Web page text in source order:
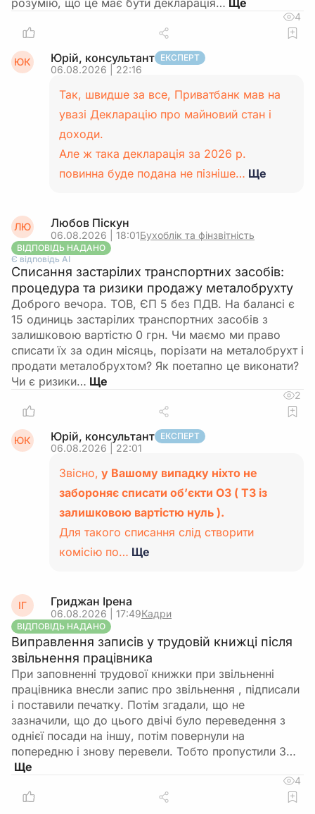
розумію, що це має бути декларація…
4
ЮК Юрій, консультант ЕКСПЕРТ
06.08.2026 | 22:16
Так, швидше за все, Приватбанк мав на
увазі Декларацію про майновий стан і
доходи.
Але ж така декларація за 2026 р.
повинна буде подана не пізніше… Ще
ЛЮ Любов Піскун
06.08.2026 | 18:01Бухоблік та фінзвітність
ВІДПОВІДЬ НАДАНО
Є відповідь АІ
Списання застарілих транспортних засобів:
процедура та ризики продажу металобрухту
Доброго вечора. ТОВ, ЄП 5 без ПДВ. На балансі є
15 одиниць застарілих транспортних засобів з
залишковою вартістю 0 грн. Чи маємо ми право
списати їх за один місяць, порізати на металобрухт і
продати металобрухтом? Як поетапно це виконати?
Чи є ризики…
2
ЮК Юрій, консультант ЕКСПЕРТ
06.08.2026 | 22:01
Звісно, у Вашому випадку ніхто не
забороняє списати об’єкти ОЗ ( ТЗ із
залишковою вартістю нуль ).
Для такого списання слід створити
комісію по… Ще
ІГ Гриджан Ірена
06.08.2026 | 17:49Кадри
ВІДПОВІДЬ НАДАНО
Виправлення записів у трудовій книжці після
звільнення працівника
При заповненні трудової книжки при звільненні
працівника внесли запис про звільнення , підписали
і поставили печатку. Потім згадали, що не
зазначили, що до цього двічі було переведення з
однієї посади на іншу, потім повернули на
попередню і знову перевели. Тобто пропустили 3…
4